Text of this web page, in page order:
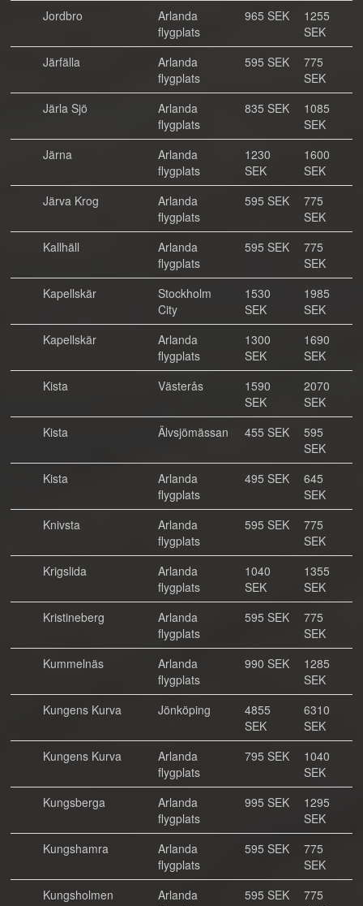
Jordbro
Arlanda
flygplats
965 SEK
1255
SEK
Järfälla
Arlanda
flygplats
595 SEK
775
SEK
Järla Sjö
Arlanda
flygplats
835 SEK
1085
SEK
Järna
Arlanda
flygplats
1230
SEK
1600
SEK
Järva Krog
Arlanda
flygplats
595 SEK
775
SEK
Kallhäll
Arlanda
flygplats
595 SEK
775
SEK
Kapellskär
Stockholm
City
1530
SEK
1985
SEK
Kapellskär
Arlanda
flygplats
1300
SEK
1690
SEK
Kista
Västerås
1590
SEK
2070
SEK
Kista
Älvsjömässan 455 SEK
595
SEK
Kista
Arlanda
flygplats
495 SEK
645
SEK
Knivsta
Arlanda
flygplats
595 SEK
775
SEK
Krigslida
Arlanda
flygplats
1040
SEK
1355
SEK
Kristineberg
Arlanda
flygplats
595 SEK
775
SEK
Kummelnäs
Arlanda
flygplats
990 SEK
1285
SEK
Kungens Kurva
Jönköping
4855
SEK
6310
SEK
Kungens Kurva
Arlanda
flygplats
795 SEK
1040
SEK
Kungsberga
Arlanda
flygplats
995 SEK
1295
SEK
Kungshamra
Arlanda
flygplats
595 SEK
775
SEK
Kungsholmen
Arlanda
595 SEK
775